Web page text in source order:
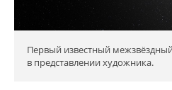
Первый известный
в представлении художника.